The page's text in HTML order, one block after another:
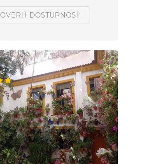
OVERIŤ DOSTUPNOSŤ